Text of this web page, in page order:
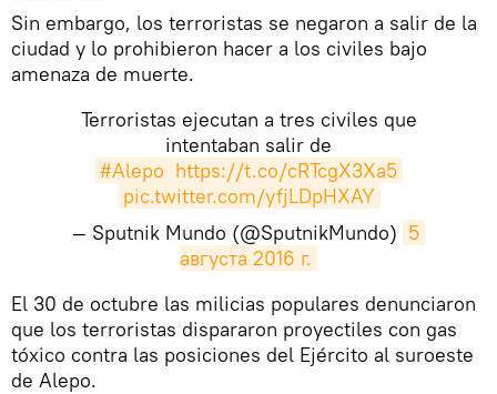
Sin embargo, los terroristas se negaron a salir de la
ciudad y lo prohibieron hacer a los civiles bajo
amenaza de muerte.
Terroristas ejecutan a tres civiles que
intentaban salir de
#Alepo https://t.co/cRTcgX3Xa5
pic.twitter.com/yfjLDpHXAY
— Sputnik Mundo (@SputnikMundo) 5
августа 2016 г.
​El 30 de octubre las milicias populares denunciaron
que los terroristas dispararon proyectiles con gas
tóxico contra las posiciones del Ejército al suroeste
de Alepo.